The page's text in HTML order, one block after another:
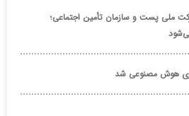
ملی پست و سازمان تأمین اجتماعی؛
هوش مصنوعی شد